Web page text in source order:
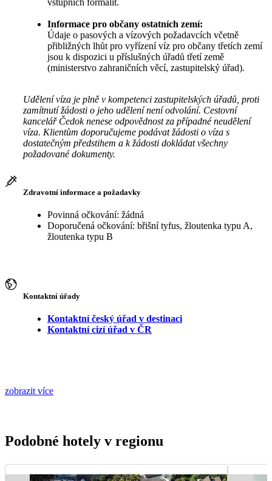
Informace pro občany ostatních zemí:
Údaje o pasových a vízových požadavcích včetně
přibližných lhůt pro vyřízení víz pro občany třetích zemí
jsou k dispozici u příslušných úřadů třetí země
(ministerstvo zahraničních věcí, zastupitelský úřad).
Udělení víza je plně v kompetenci zastupitelských úřadů, proti
zamítnutí žádosti o jeho udělení není odvolání. Cestovní
kancelář Čedok nenese odpovědnost za případné neudělení
víza. Klientům doporučujeme podávat žádosti o víza s
dostatečným předstihem a k žádosti dokládat všechny
požadované dokumenty.
Zdravotní informace a požadavky
Povinná očkování: žádná
Doporučená očkování: břišní tyfus, žloutenka typu A,
žloutenka typu B
Kontaktní úřady
Kontaktní český úřad v destinaci
Kontaktní cizí úřad v ČR
zobrazit více
Podobné hotely v regionu